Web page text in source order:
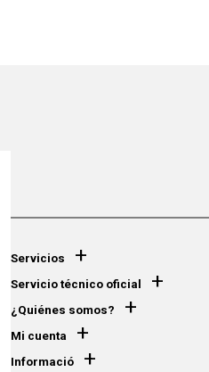
Servicios +
Servicio técnico oficial +
¿Quiénes somos? +
Mi cuenta +
Informació +